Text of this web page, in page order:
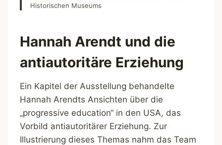
Historischen Museums
Hannah Arendt und die
antiautoritäre Erziehung
Ein Kapitel der Ausstellung behandelte
Hannah Arendts Ansichten über die
„progressive education“ in den USA, das
Vorbild antiautoritärer Erziehung. Zur
Illustrierung dieses Themas nahm das Team